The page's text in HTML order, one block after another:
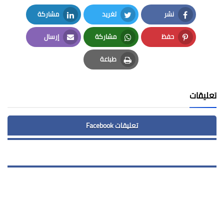
نشر
Facebook
تغريد
Twitter
مشاركة
LinkedIn
حفظ
Pinterest
مشاركة
Whatsapp
إرسال
Email
طباعة
Print
تعليقات
تعليقات Facebook